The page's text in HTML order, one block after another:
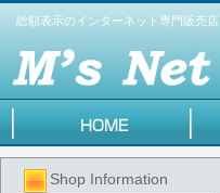
総額表示のインターネット専門販売店
Shop Information